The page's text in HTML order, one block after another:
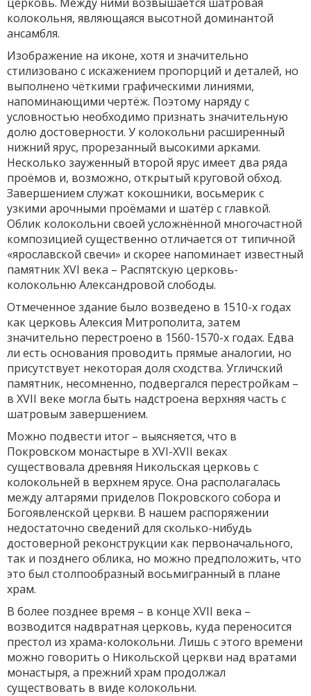
колокольня, являющаяся высотной доминантой
ансамбля.
Изображение на иконе, хотя и значительно
стилизовано с искажением пропорций и деталей, но
выполнено чёткими графическими линиями,
напоминающими чертёж. Поэтому наряду с
условностью необходимо признать значительную
долю достоверности. У колокольни расширенный
нижний ярус, прорезанный высокими арками.
Несколько зауженный второй ярус имеет два ряда
проёмов и, возможно, открытый круговой обход.
Завершением служат кокошники, восьмерик с
узкими арочными проёмами и шатёр с главкой.
Облик колокольни своей усложнённой многочастной
композицией существенно отличается от типичной
«ярославской свечи» и скорее напоминает известный
памятник XVI века – Распятскую церковь-
колокольню Александровой слободы.
Отмеченное здание было возведено в 1510-х годах
как церковь Алексия Митрополита, затем
значительно перестроено в 1560-1570-х годах. Едва
ли есть основания проводить прямые аналогии, но
присутствует некоторая доля сходства. Угличский
памятник, несомненно, подвергался перестройкам –
в XVII веке могла быть надстроена верхняя часть с
шатровым завершением.
Можно подвести итог – выясняется, что в
Покровском монастыре в XVI-XVII веках
существовала древняя Никольская церковь с
колокольней в верхнем ярусе. Она располагалась
между алтарями приделов Покровского собора и
Богоявленской церкви. В нашем распоряжении
недостаточно сведений для сколько-нибудь
достоверной реконструкции как первоначального,
так и позднего облика, но можно предположить, что
это был столпообразный восьмигранный в плане
храм.
В более позднее время – в конце XVII века –
возводится надвратная церковь, куда переносится
престол из храма-колокольни. Лишь с этого времени
можно говорить о Никольской церкви над вратами
монастыря, а прежний храм продолжал
существовать в виде колокольни.